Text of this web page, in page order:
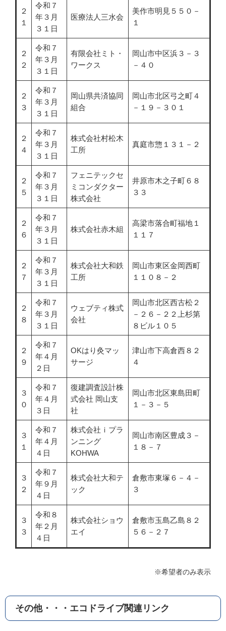
２
１
令和７
年３月
３１日
医療法人三水会
美作市明見５５０－
１
２
２
令和７
年３月
３１日
有限会社ミト・
ワークス
岡山市中区浜３－３
－４０
２
３
令和７
年３月
３１日
岡山県共済協同
組合
岡山市北区弓之町４
－１９－３０１
２
４
令和７
年３月
３１日
株式会社村松木
工所
真庭市惣１３１－２
２
５
令和７
年３月
３１日
フェニテックセ
ミコンダクター
株式会社
井原市木之子町６８
３３
２
６
令和７
年３月
３１日
株式会社赤木組
高梁市落合町福地１
１１７
２
７
令和７
年３月
３１日
株式会社大和鉄
工所​
岡山市東区金岡西町
１１０８－２​
２
８
令和７
年３月
３１日​
ウェブティ株式
会社​
岡山市北区西古松２
－２６－２２上杉第
８ビル１０５
２
９
令和７
年４月
２日
OKはり灸マッ
サージ​
津山市下高倉西８２
４
３
０
令和７
年４月
３日
復建調査設計株
式会社 岡山支
社
岡山市北区東島田町
１－３－５
３
１
令和７
年４月
４日
株式会社ｉプラ
ンニング
KOHWA
岡山市南区豊成３－
１８－７
３
２
令和７
年９月
４日
株式会社大和テ
ック
倉敷市東塚６－４－
３
３
３
令和８
年２月
４日
株式会社ショウ
エイ
倉敷市玉島乙島８２
５６－２７
※希望者のみ表示
その他・・・エコドライブ関連リンク